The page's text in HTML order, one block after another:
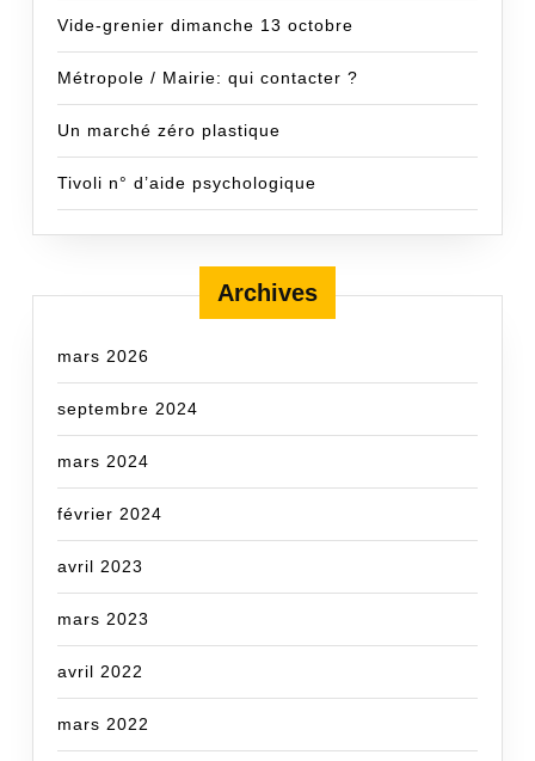
Vide-grenier dimanche 13 octobre
Métropole / Mairie: qui contacter ?
Un marché zéro plastique
Tivoli n° d’aide psychologique
Archives
mars 2026
septembre 2024
mars 2024
février 2024
avril 2023
mars 2023
avril 2022
mars 2022